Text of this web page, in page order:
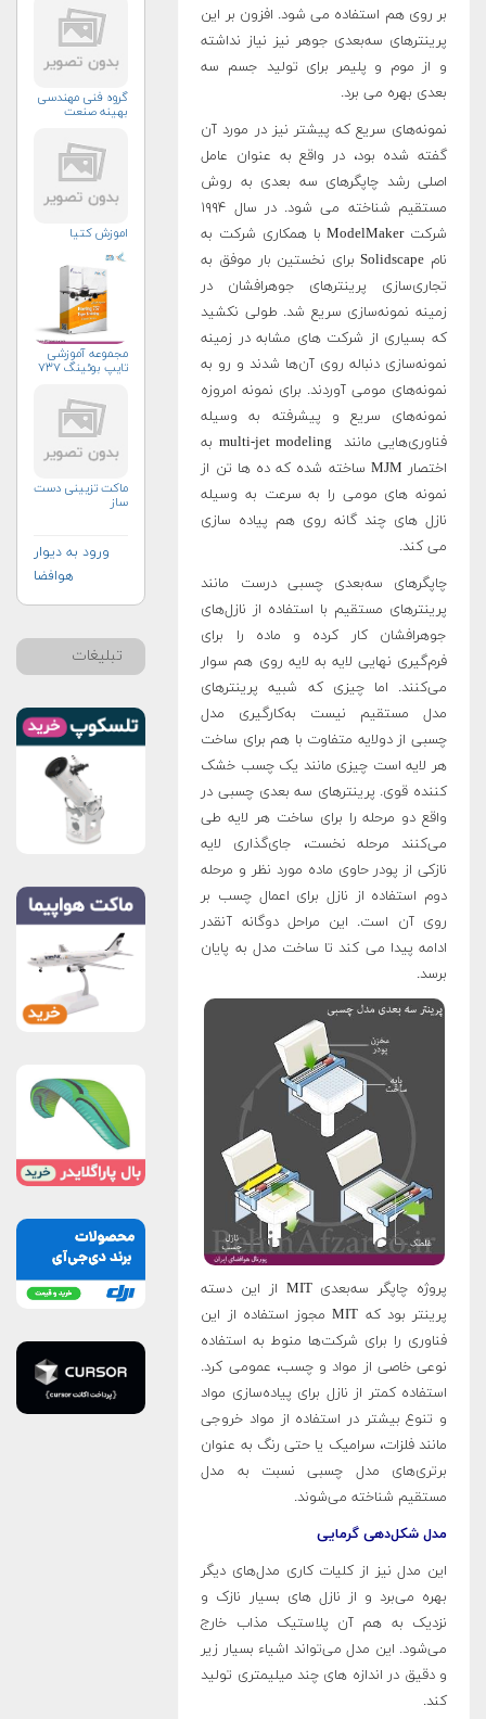
بر روی هم استفاده می شود. افزون بر این
پرینترهای سه‌بعدی جوهر نیز نیاز نداشته
و از موم و پلیمر برای تولید جسم سه
بعدی بهره می برد.
نمونه‌های سریع که پیشتر نیز در مورد آن
گفته شده بود، در واقع به عنوان عامل
اصلی رشد چاپگرهای سه بعدی به روش
مستقیم شناخته می شود. در سال ۱۹۹۴
شرکت ModelMaker با همکاری شرکت به
نام Solidscape برای نخستین بار موفق به
تجاری‌سازی پرینترهای جوهرافشان در
زمینه نمونه‌سازی سریع شد. طولی نکشید
که بسیاری از شرکت های مشابه در زمینه
نمونه‌سازی دنباله روی آن‌ها شدند و رو به
نمونه‌های مومی آوردند. برای نمونه امروزه
نمونه‌های سریع و پیشرفته به وسیله
فناوری‌هایی مانند multi-jet modeling به
اختصار MJM ساخته شده که ده ها تن از
نمونه های مومی را به سرعت به وسیله
نازل های چند گانه روی هم پیاده سازی
می کند.
چاپگرهای سه‌بعدی چسبی درست مانند
پرینترهای مستقیم با استفاده از نازل‌های
جوهرافشان کار کرده و ماده را برای
فرم‌گیری نهایی لایه به لایه روی هم سوار
می‌کنند. اما چیزی که شبیه پرینترهای
مدل مستقیم نیست به‌کارگیری مدل
چسبی از دولایه متفاوت با هم برای ساخت
هر لایه است چیزی مانند یک چسب خشک
کننده قوی. پرینترهای سه بعدی چسبی در
واقع دو مرحله را برای ساخت هر لایه طی
می‌کنند مرحله نخست، جای‌گذاری لایه
نازکی از پودر حاوی ماده مورد نظر و مرحله
دوم استفاده از نازل برای اعمال چسب بر
روی آن است. این مراحل دوگانه آنقدر
ادامه پیدا می کند تا ساخت مدل به پایان
برسد.
پروژه چاپگر سه‌بعدی MIT از این دسته
پرینتر بود که MIT مجوز استفاده از این
فناوری را برای شرکت‌ها منوط به استفاده
نوعی خاصی از مواد و چسب، عمومی کرد.
استفاده کمتر از نازل برای پیاده‌سازی مواد
و تنوع بیشتر در استفاده از مواد خروجی
مانند فلزات، سرامیک یا حتی رنگ به عنوان
برتری‌های مدل چسبی نسبت به مدل
مستقیم شناخته می‌شوند.
مدل شکل‌دهی گرمایی
این مدل نیز از کلیات کاری مدل‌های دیگر
بهره می‌برد و از نازل های بسیار نازک و
نزدیک به هم آن پلاستیک مذاب خارج
می‌شود. این مدل می‌تواند اشیاء بسیار زیر
و دقیق در اندازه های چند میلیمتری تولید
کند.
گروه فنی مهندسی
بهینه صنعت
اموزش کتیا
مجموعه آموزشی
تایپ بوئینگ ۷۳۷
ماکت تزیینی دست
ساز
ورود به دیوار
هوافضا
تبلیغات